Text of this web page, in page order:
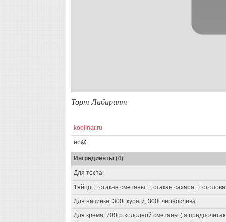
Торт Лабиринт
koolinar.ru
ир@
Ингредиенты (4)
Для теста:
1яйцо, 1 стакан сметаны, 1 стакан сахара, 1
Для начинки: 300г кураги, 300г чернослива.